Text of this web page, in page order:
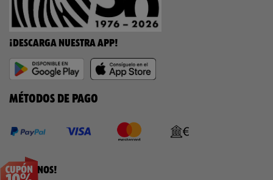
¡DESCARGA NUESTRA APP!
MÉTODOS DE PAGO
¡SÍGUENOS!